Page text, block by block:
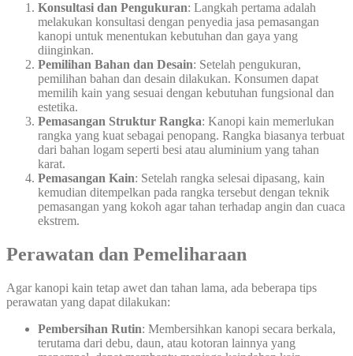
Konsultasi dan Pengukuran: Langkah pertama adalah
melakukan konsultasi dengan penyedia jasa pemasangan
kanopi untuk menentukan kebutuhan dan gaya yang
diinginkan.
Pemilihan Bahan dan Desain: Setelah pengukuran,
pemilihan bahan dan desain dilakukan. Konsumen dapat
memilih kain yang sesuai dengan kebutuhan fungsional dan
estetika.
Pemasangan Struktur Rangka: Kanopi kain memerlukan
rangka yang kuat sebagai penopang. Rangka biasanya terbuat
dari bahan logam seperti besi atau aluminium yang tahan
karat.
Pemasangan Kain: Setelah rangka selesai dipasang, kain
kemudian ditempelkan pada rangka tersebut dengan teknik
pemasangan yang kokoh agar tahan terhadap angin dan cuaca
ekstrem.
Perawatan dan Pemeliharaan
Agar kanopi kain tetap awet dan tahan lama, ada beberapa tips
perawatan yang dapat dilakukan:
Pembersihan Rutin: Membersihkan kanopi secara berkala,
terutama dari debu, daun, atau kotoran lainnya yang